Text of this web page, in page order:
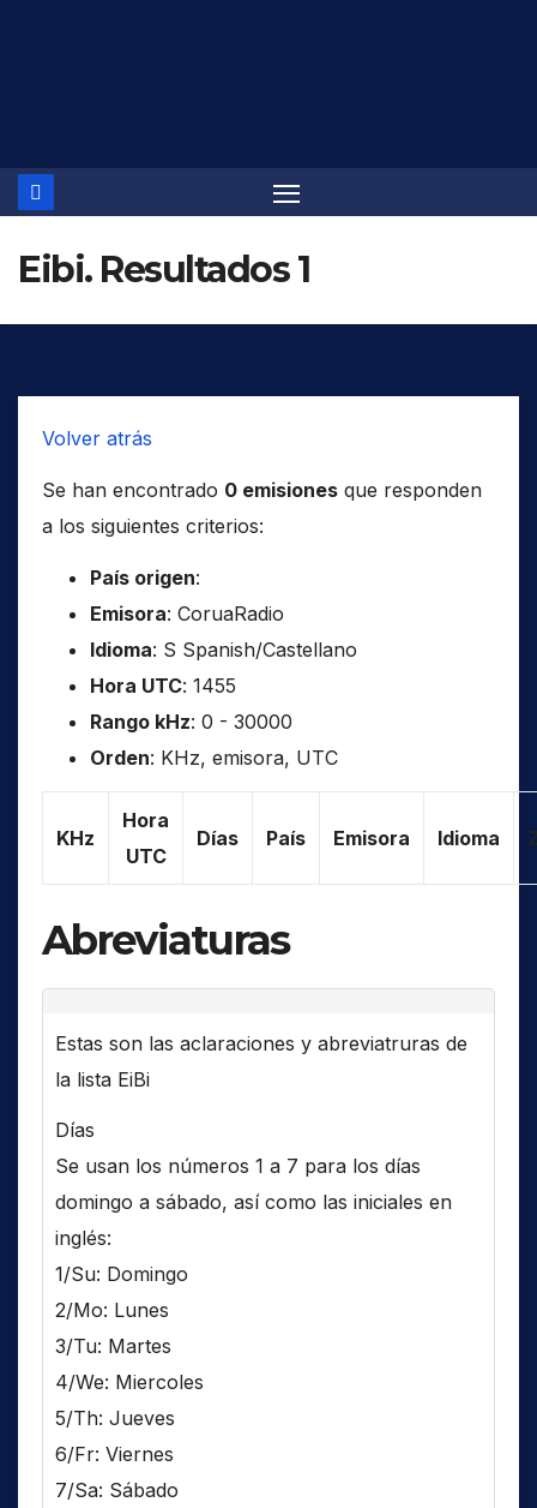
Eibi. Resultados 1
Volver atrás
Se han encontrado 0 emisiones que responden
a los siguientes criterios:
País origen:
Emisora: CoruaRadio
Idioma: S Spanish/Castellano
Hora UTC: 1455
Rango kHz: 0 - 30000
Orden: KHz, emisora, UTC
KHz
Hora
UTC
Días País Emisora Idioma
Abreviaturas
Estas son las aclaraciones y abreviatruras de
la lista EiBi
Días
Se usan los números 1 a 7 para los días
domingo a sábado, así como las iniciales en
inglés:
1/Su: Domingo
2/Mo: Lunes
3/Tu: Martes
4/We: Miercoles
5/Th: Jueves
6/Fr: Viernes
7/Sa: Sábado